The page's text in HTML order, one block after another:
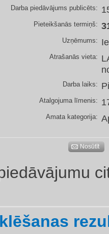
Darba piedāvājums publicēts:
Pieteikšanās termiņš:
Uzņēmums:
Atrašanās vieta:
Darba laiks:
Atalgojuma līmenis:
Amata kategorija:
Nosūtīt